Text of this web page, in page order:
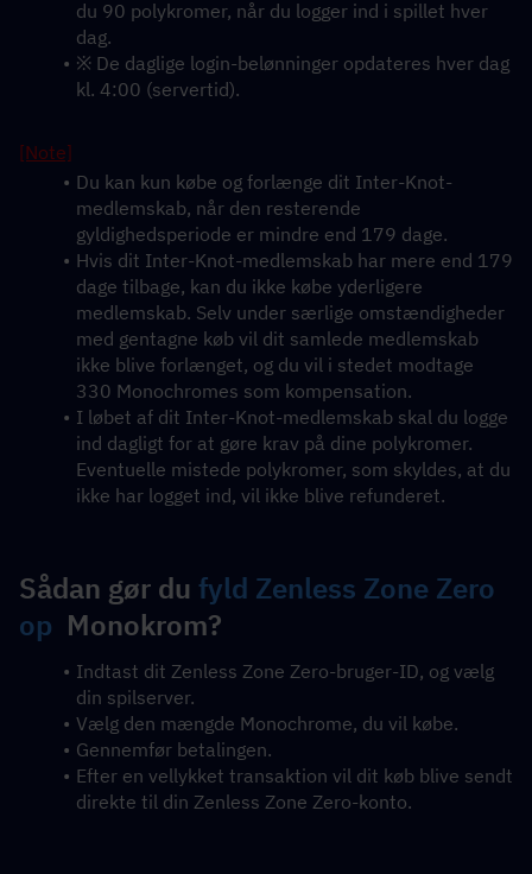
du 90 polykromer, når du logger ind i spillet hver
dag.
※ De daglige login-belønninger opdateres hver dag
kl. 4:00 (servertid).
[Note]
Du kan kun købe og forlænge dit Inter-Knot-
medlemskab, når den resterende
gyldighedsperiode er mindre end 179 dage.
Hvis dit Inter-Knot-medlemskab har mere end 179
dage tilbage, kan du ikke købe yderligere
medlemskab. Selv under særlige omstændigheder
med gentagne køb vil dit samlede medlemskab
ikke blive forlænget, og du vil i stedet modtage
330 Monochromes som kompensation.
I løbet af dit Inter-Knot-medlemskab skal du logge
ind dagligt for at gøre krav på dine polykromer.
Eventuelle mistede polykromer, som skyldes, at du
ikke har logget ind, vil ikke blive refunderet.
Sådan gør du fyld Zenless Zone Zero
op
  Monokrom?
Indtast dit Zenless Zone Zero-bruger-ID, og vælg
din spilserver.
Vælg den mængde Monochrome, du vil købe.
Gennemfør betalingen.
Efter en vellykket transaktion vil dit køb blive sendt
direkte til din Zenless Zone Zero-konto.